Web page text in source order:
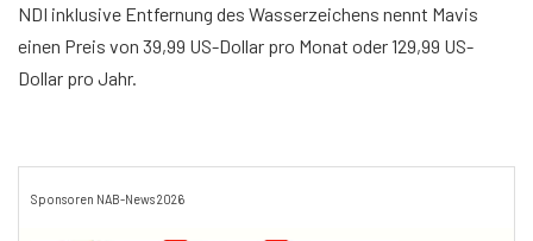
NDI inklusive Entfernung des Wasserzeichens nennt Mavis
einen Preis von 39,99 US-Dollar pro Monat oder 129,99 US-
Dollar pro Jahr.
Sponsoren NAB-News 2026